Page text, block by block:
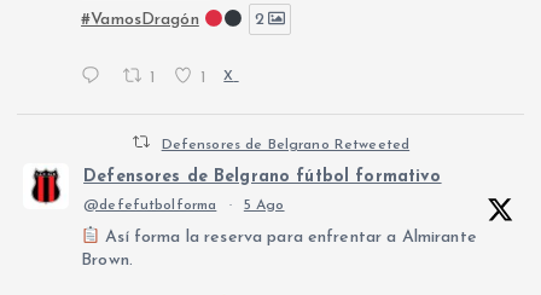
#VamosDragón
2
1 1 X
Defensores de Belgrano Retweeted
Defensores de Belgrano fútbol formativo
@defefutbolforma · 5 Ago
Así forma la reserva para enfrentar a Almirante
Brown.